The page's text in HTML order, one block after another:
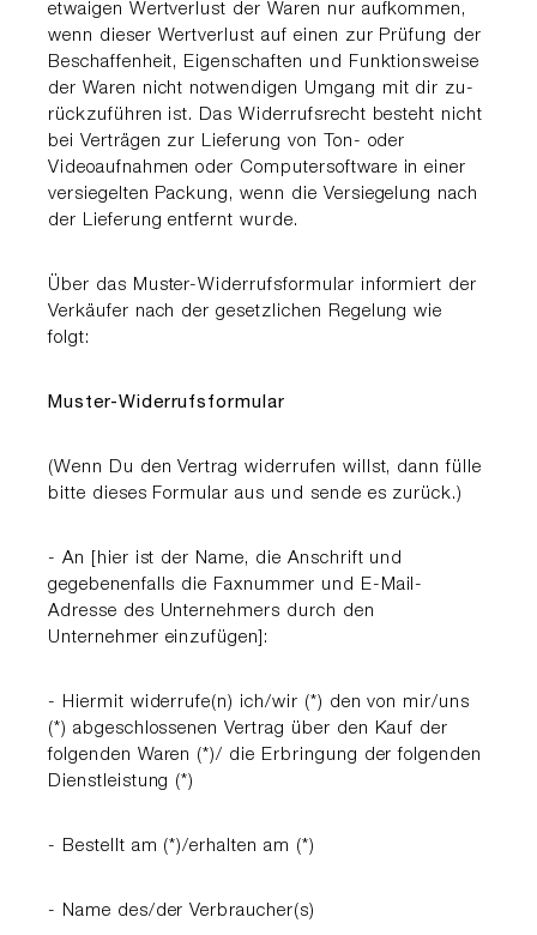
etwaigen Wertverlust der Waren nur aufkommen,
wenn dieser Wertverlust auf einen zur Prüfung der
Beschaffenheit, Eigenschaften und Funktionsweise
der Waren nicht notwendigen Umgang mit dir zu-
rückzuführen ist. Das Widerrufsrecht besteht nicht
bei Verträgen zur Lieferung von Ton- oder
Videoaufnahmen oder Computersoftware in einer
versiegelten Packung, wenn die Versiegelung nach
der Lieferung entfernt wurde.
Über das Muster-Widerrufsformular informiert der
Verkäufer nach der gesetzlichen Regelung wie
folgt:
Muster-Widerrufsformular
(Wenn Du den Vertrag widerrufen willst, dann fülle
bitte dieses Formular aus und sende es zurück.)
- An [hier ist der Name, die Anschrift und
gegebenenfalls die Faxnummer und E-Mail-
Adresse des Unternehmers durch den
Unternehmer einzufügen]:
- Hiermit widerrufe(n) ich/wir (*) den von mir/uns
(*) abgeschlossenen Vertrag über den Kauf der
folgenden Waren (*)/ die Erbringung der folgenden
Dienstleistung (*)
- Bestellt am (*)/erhalten am (*)
- Name des/der Verbraucher(s)